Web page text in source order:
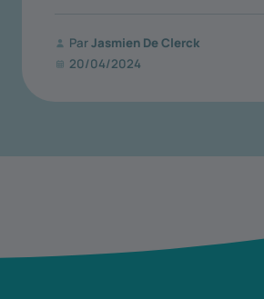
ParJasmien De Clerck
20/04/2024